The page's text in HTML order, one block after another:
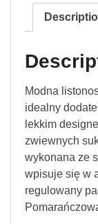
Modna
idealny
lekkim
zwiewnych
wykonana ze
wpisuje się w
regulowany